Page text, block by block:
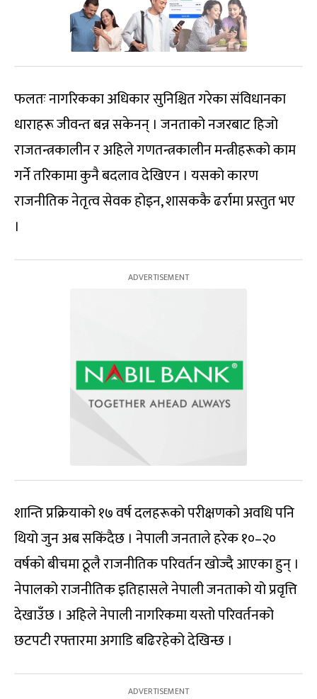
फलतः नागरिकका अधिकार सुनिश्चित गरेका संविधानका
धाराहरू जीवन्त बन्न सकेनन् । जनताको नजरबाट हिजो
राजतन्त्रकालीन र अहिले गणतन्त्रकालीन मन्त्रीहरूको काम
गर्ने तरिकामा कुनै बदलाव देखिएन । यसको कारण
राजनीतिक नेतृत्व सेवक होइन, शासककै ढर्रामा प्रस्तुत भए
।
शान्ति प्रक्रियाको १७ वर्ष दलहरूको परीक्षणको अवधि पनि
थियो जुन अब सकिंदैछ । नेपाली जनताले हरेक १०–२०
वर्षको बीचमा ठूलै राजनीतिक परिवर्तन खोज्दै आएका हुन् ।
नेपालको राजनीतिक इतिहासले नेपाली जनताको यो प्रवृत्ति
देखाउँछ । अहिले नेपाली नागरिकमा यस्तो परिवर्तनको
छटपटी रफ्तारमा अगाडि बढिरहेको देखिन्छ ।